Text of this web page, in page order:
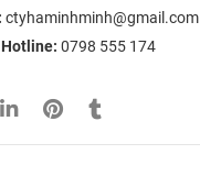
ctyhaminhminh@gmail.com
Hotline: 0798 555 174